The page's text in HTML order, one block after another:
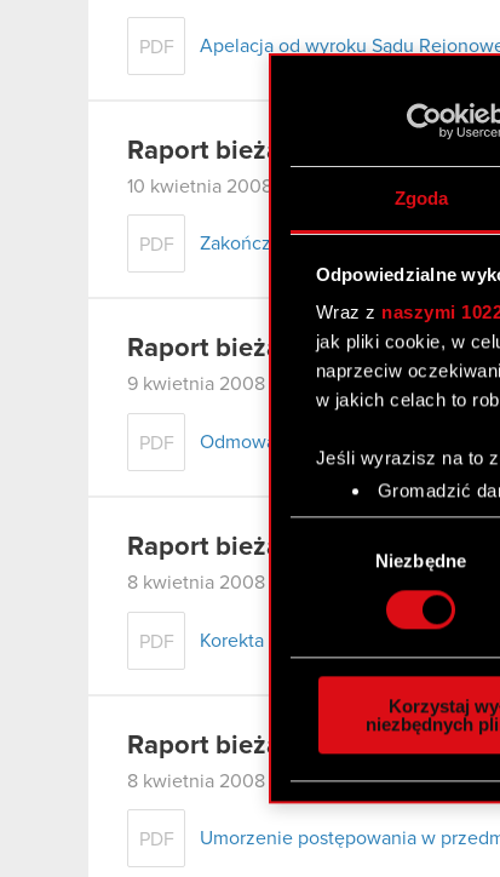
Zgoda
Odpowiedzialne
Wraz z naszymi
jak pliki cookie, w
naprzeciw
w jakich celach to
Jeśli wyrazisz na to
Gromadzić
Identyfikować
Dowiedz się więcej
szczegółów . W
Wykorzystujemy
otrzymanymi od
zgadasz się na
Niezbędne
Korzystaj
niezbędnych
PDF Apelacja od wyroku Sądu
Raport bieżący nr 45/2008
10 kwietnia 2008
PDF Zakończenie postępowania
Raport bieżący nr 44/2008
9 kwietnia 2008
PDF Odmowa odroczenia terminu
Raport bieżący nr 43/2008
8 kwietnia 2008
PDF Korekta
Raport bieżący nr 42/2008
8 kwietnia 2008
PDF Umorzenie postępowania w